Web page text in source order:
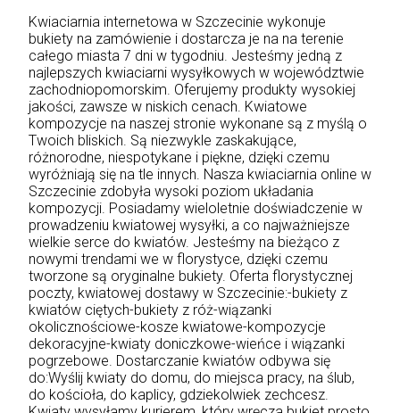
Kwiaciarnia internetowa w Szczecinie wykonuje
bukiety na zamówienie i dostarcza je na na terenie
całego miasta 7 dni w tygodniu. Jesteśmy jedną z
najlepszych kwiaciarni wysyłkowych w województwie
zachodniopomorskim. Oferujemy produkty wysokiej
jakości, zawsze w niskich cenach. Kwiatowe
kompozycje na naszej stronie wykonane są z myślą o
Twoich bliskich. Są niezwykle zaskakujące,
różnorodne, niespotykane i piękne, dzięki czemu
wyróżniają się na tle innych. Nasza kwiaciarnia online w
Szczecinie zdobyła wysoki poziom układania
kompozycji. Posiadamy wieloletnie doświadczenie w
prowadzeniu kwiatowej wysyłki, a co najważniejsze
wielkie serce do kwiatów. Jesteśmy na bieżąco z
nowymi trendami we w florystyce, dzięki czemu
tworzone są oryginalne bukiety. Oferta florystycznej
poczty, kwiatowej dostawy w Szczecinie:-bukiety z
kwiatów ciętych-bukiety z róż-wiązanki
okolicznościowe-kosze kwiatowe-kompozycje
dekoracyjne-kwiaty doniczkowe-wieńce i wiązanki
pogrzebowe. Dostarczanie kwiatów odbywa się
do:Wyślij kwiaty do domu, do miejsca pracy, na ślub,
do kościoła, do kaplicy, gdziekolwiek zechcesz.